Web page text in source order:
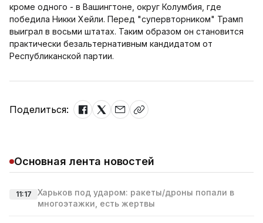
кроме одного - в Вашингтоне, округ Колумбия, где
победила Никки Хейли. Перед "супервторником" Трамп
выиграл в восьми штатах. Таким образом он становится
практически безальтернативным кандидатом от
Республиканской партии.
Поделиться:
Основная лента новостей
11:17
Харьков под ударом: ракеты/дроны попали в
многоэтажки, есть жертвы